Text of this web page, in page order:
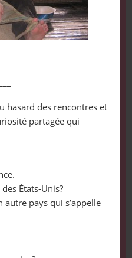
hasard des rencontres et
partagée qui
États-Unis?
autre pays qui s’appelle